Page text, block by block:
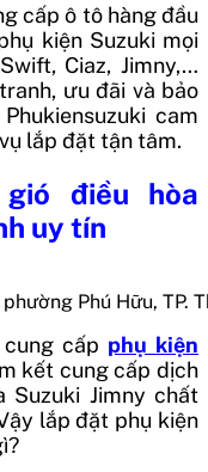
cấp ô tô hàng đầu
kiện Suzuki mọi
Ciaz, Jimny,…
ưu đãi và bảo
cam
lắp đặt tận tâm.
điều hòa
uy tín
Phú Hữu, TP.
cấp phụ kiện
kết cung cấp dịch
Jimny chất
lắp đặt phụ kiện